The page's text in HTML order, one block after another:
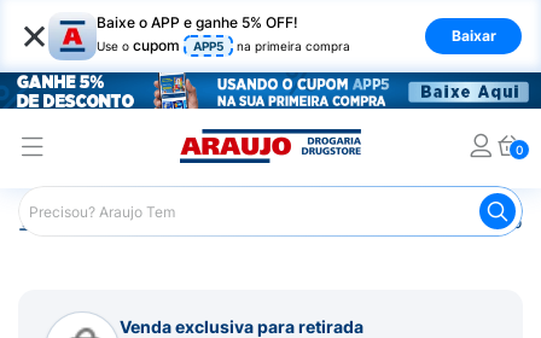
× Baixe o APP e ganhe 5% OFF!
Use o cupom APP5 na primeira compra
Baixar
0
Araujo Medicamentos Remédio para Sistema Nervoso
Venda exclusiva para retirada